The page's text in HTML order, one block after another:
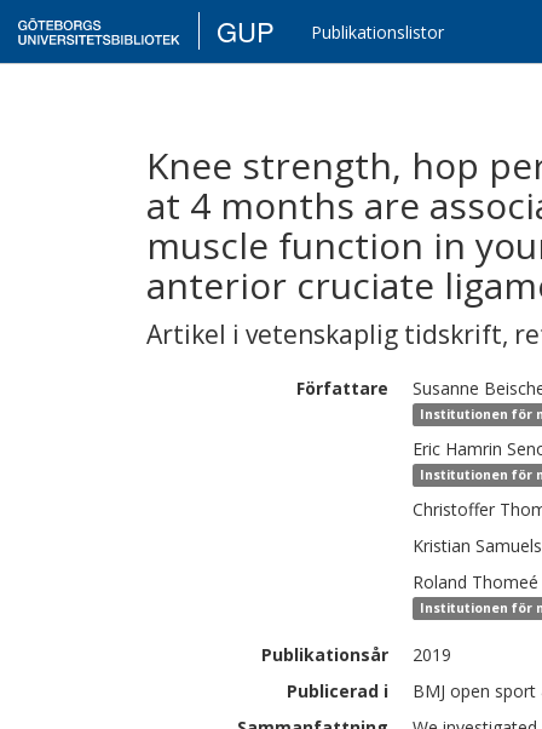
GUP Publikationslistor
Knee strength, hop
at 4 months are
muscle function in
anterior cruciate
Artikel i vetenskaplig tidskrift,
Författare Susanne
Institutionen för
Eric Hamrin
Institutionen för
Christoffer
Kristian
Roland Thomeé
Institutionen för
Publikationsår
2019
Publicerad i
BMJ open